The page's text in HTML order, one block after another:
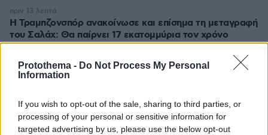
Protothema - Do Not Process My Personal
Information
If you wish to opt-out of the sale, sharing to third parties, or
processing of your personal or sensitive information for
targeted advertising by us, please use the below opt-out
Η Τραμπζονσπόρ ανακοίνωσε και επίσημα τη μεταγραφή
του Σαλάχ: Θα παίρνει 17 εκατομμύρια τον χρόνο
πριν 13 λεπτά
Στην Ίμπιζα με τον νέο της σύντροφο η Κιάρα Φεράνι
της SpaceX στη Σελήνη: Τι δείχνουν φωτογραφίες
κορεατικής συσκευής